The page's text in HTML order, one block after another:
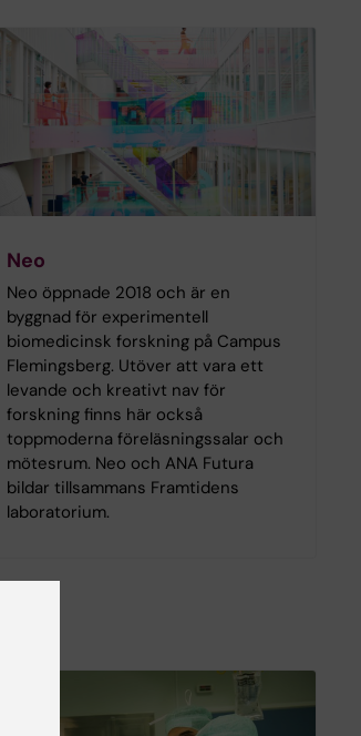
Neo
Neo öppnade 2018 och är en
byggnad för experimentell
biomedicinsk forskning på Campus
Flemingsberg. Utöver att vara ett
levande och kreativt nav för
forskning finns här också
toppmoderna föreläsningssalar och
mötesrum. Neo och ANA Futura
bildar tillsammans Framtidens
laboratorium.